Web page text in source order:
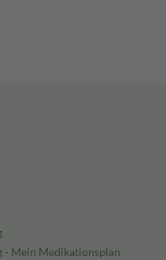
- Mein Medikationsplan